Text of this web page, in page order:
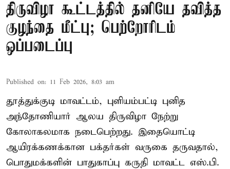
திருவிழா கூட்டத்தில் தனியே தவித்த
குழந்தை மீட்பு; பெற்றோரிடம்
ஒப்படைப்பு
Published on: 11 Feb 2026, 8:03 am
தூத்துக்குடி மாவட்டம், புளியம்பட்டி புனித
அந்தோணியார் ஆலய திருவிழா நேற்று
கோலாகலமாக நடைபெற்றது. இதையொட்டி
ஆயிரக்கணக்கான பக்தர்கள் வருகை தருவதால்,
பொதுமக்களின் பாதுகாப்பு கருதி மாவட்ட எஸ்.பி.